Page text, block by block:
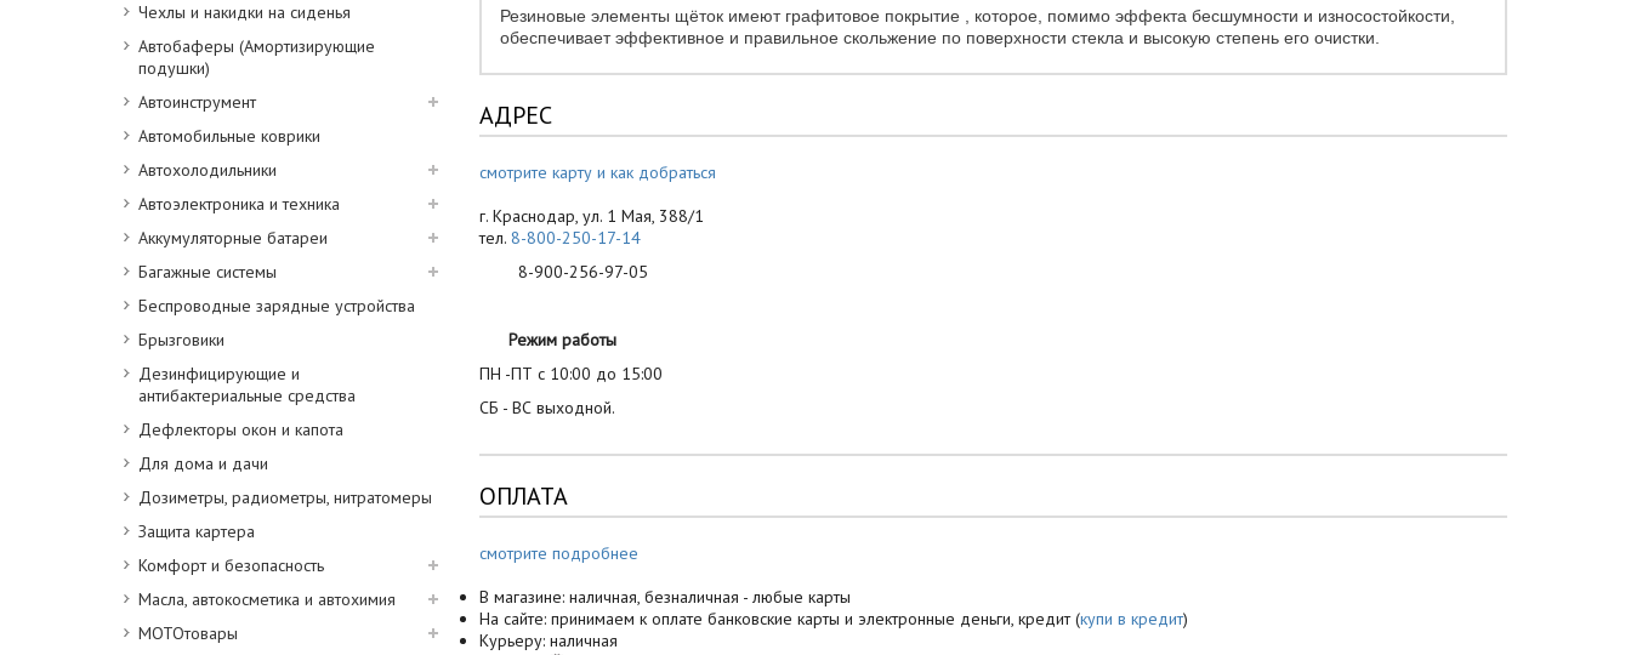
Чехлы и накидки на сиденья
Автобаферы (Амортизирующие
подушки)
Автоинструмент
Автомобильные коврики
Автохолодильники
Автоэлектроника и техника
Аккумуляторные батареи
Багажные системы
Беспроводные зарядные устройства
Брызговики
Дезинфицирующие и
антибактериальные средства
Дефлекторы окон и капота
Для дома и дачи
Дозиметры, радиометры, нитратомеры
Защита картера
Комфорт и безопасность
Масла, автокосметика и автохимия
МОТОтовары
Резиновые элементы щёток имеют графитовое покрытие , которое, помимо эффекта бесшумности и износостойкости,
обеспечивает эффективное и правильное скольжение по поверхности стекла и высокую степень его очистки.
АДРЕС
смотрите карту и как добраться
г. Краснодар, ул. 1 Мая, 388/1
тел. 8-800-250-17-14
8-900-256-97-05
Режим работы
ПН -ПТ с 10:00 до 15:00
СБ - ВС выходной.
ОПЛАТА
смотрите подробнее
В магазине: наличная, безналичная - любые карты
На сайте: принимаем к оплате банковские карты и электронные деньги, кредит (купи в кредит)
Курьеру: наличная